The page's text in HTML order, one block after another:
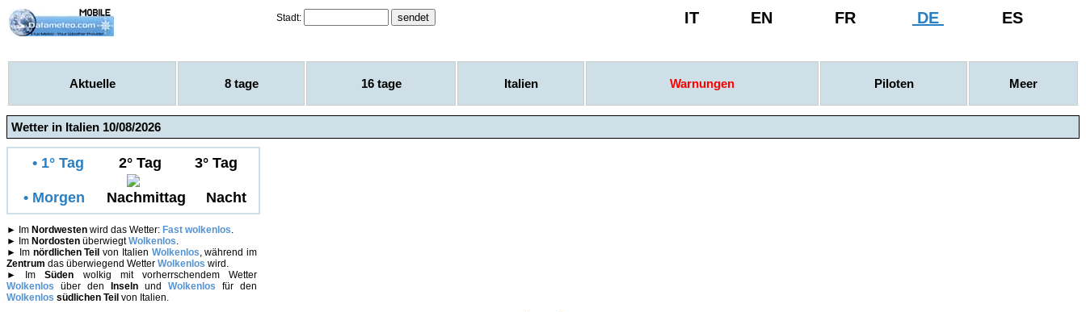
Stadt: IT EN FR DE ES
Aktuelle 8 tage 16 tage Italien Warnungen Piloten Meer
Wetter in Italien 10/08/2026
• 1° Tag 2° Tag 3° Tag
• Morgen Nachmittag Nacht
► Im Nordwesten wird das Wetter: Fast wolkenlos.
► Im Nordosten überwiegtWolkenlos.
►
Im nördlichen Teil von Italien Wolkenlos, während im
Zentrum das überwiegend Wetter Wolkenlos wird.
►
ImSüden wolkig mit vorherrschendem Wetter
Wolkenlos über den Inseln und Wolkenlos für den
Wolkenlos südlichen Teil von Italien.